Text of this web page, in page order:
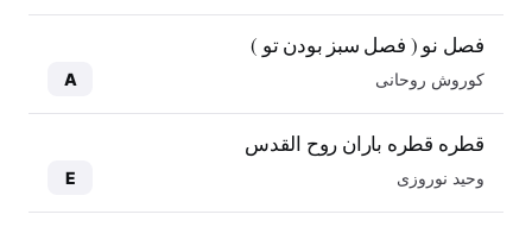
فصل نو ( فصل سبز بودن تو )
کوروش روحانی A
قطره قطره باران روح القدس
وحید نوروزی E